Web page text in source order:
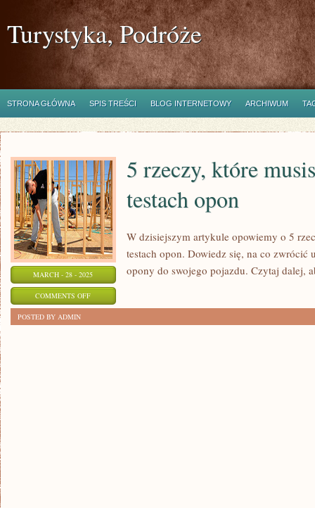
Turystyka, Podróże
STRONA GŁÓWNA SPIS TREŚCI BLOG INTERNETOWY ARCHIWUM
MARCH - 28 - 2025
COMMENTS OFFON
5 rzeczy, które
testach opon
W dzisiejszym artykule opowiemy o 5
testach opon. Dowiedz się, na co zwrócić
opony do swojego pojazdu. Czytaj dalej,
POSTED BY ADMIN